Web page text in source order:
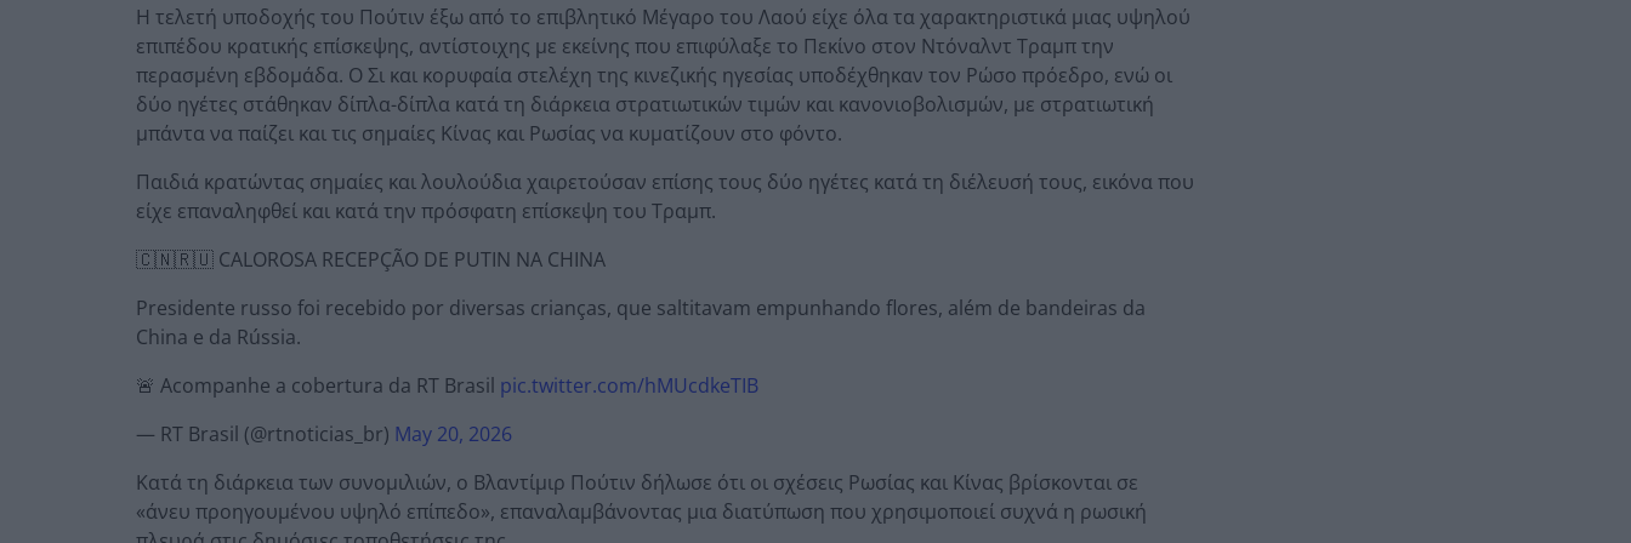
Η τελετή υποδοχής του Πούτιν έξω από το επιβλητικό Μέγαρο του Λαού είχε όλα τα χαρακτηριστικά μιας υψηλού
επιπέδου κρατικής επίσκεψης, αντίστοιχης με εκείνης που επιφύλαξε το Πεκίνο στον Ντόναλντ Τραμπ την
περασμένη εβδομάδα. Ο Σι και κορυφαία στελέχη της κινεζικής ηγεσίας υποδέχθηκαν τον Ρώσο πρόεδρο, ενώ οι
δύο ηγέτες στάθηκαν δίπλα-δίπλα κατά τη διάρκεια στρατιωτικών τιμών και κανονιοβολισμών, με στρατιωτική
μπάντα να παίζει και τις σημαίες Κίνας και Ρωσίας να κυματίζουν στο φόντο.
Παιδιά κρατώντας σημαίες και λουλούδια χαιρετούσαν επίσης τους δύο ηγέτες κατά τη διέλευσή τους, εικόνα που
είχε επαναληφθεί και κατά την πρόσφατη επίσκεψη του Τραμπ.
🇨🇳🇷🇺 CALOROSA RECEPÇÃO DE PUTIN NA CHINA
Presidente russo foi recebido por diversas crianças, que saltitavam empunhando flores, além de bandeiras da
China e da Rússia.
🚨 Acompanhe a cobertura da RT Brasil pic.twitter.com/hMUcdkeTIB
— RT Brasil (@rtnoticias_br) May 20, 2026
Κατά τη διάρκεια των συνομιλιών, ο Βλαντίμιρ Πούτιν δήλωσε ότι οι σχέσεις Ρωσίας και Κίνας βρίσκονται σε
«άνευ προηγουμένου υψηλό επίπεδο», επαναλαμβάνοντας μια διατύπωση που χρησιμοποιεί συχνά η ρωσική